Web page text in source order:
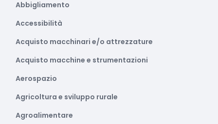
Abbigliamento
Accessibilità
Acquisto macchinari e/o attrezzature
Acquisto macchine e strumentazioni
Aerospazio
Agricoltura e sviluppo rurale
Agroalimentare